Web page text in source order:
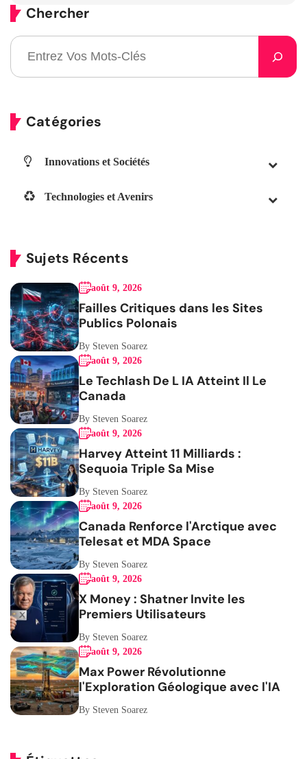
Chercher
Catégories
Innovations et Sociétés
Technologies et Avenirs
Sujets Récents
août 9, 2026
Failles Critiques dans les Sites
Publics Polonais
By Steven Soarez
août 9, 2026
Le Techlash De L IA Atteint Il Le
Canada
By Steven Soarez
août 9, 2026
Harvey Atteint 11 Milliards :
Sequoia Triple Sa Mise
By Steven Soarez
août 9, 2026
Canada Renforce l'Arctique avec
Telesat et MDA Space
By Steven Soarez
août 9, 2026
X Money : Shatner Invite les
Premiers Utilisateurs
By Steven Soarez
août 9, 2026
Max Power Révolutionne
l'Exploration Géologique avec l'IA
By Steven Soarez